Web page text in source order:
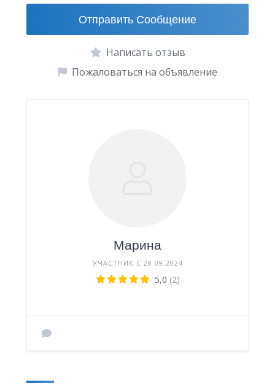
Отправить Сообщение
Написать отзыв
Пожаловаться на объявление
Марина
УЧАСТНИК С 28.09.2024
5,0 (2)